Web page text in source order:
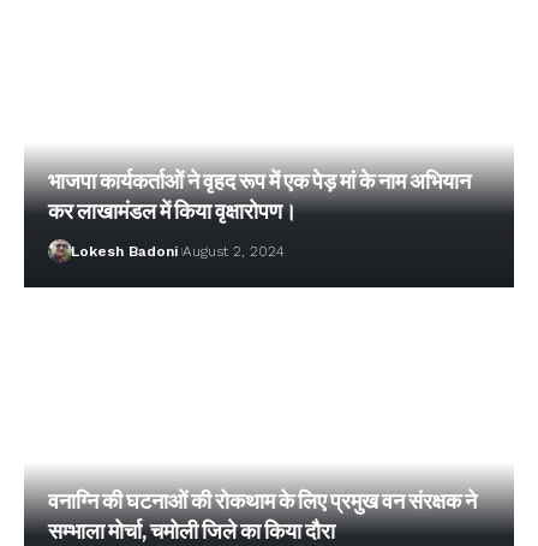
भाजपा कार्यकर्ताओं ने वृहद रूप में एक पेड़ मां के नाम अभियान
कर लाखामंडल में किया वृक्षारोपण।
Lokesh Badoni August 2, 2024
वनाग्नि की घटनाओं की रोकथाम के लिए प्रमुख वन संरक्षक ने
सम्भाला मोर्चा, चमोली जिले का किया दौरा